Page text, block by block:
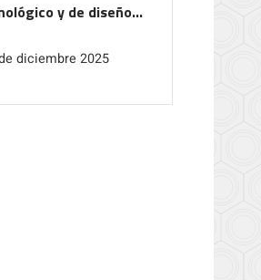
y de diseño
diciembre 2025